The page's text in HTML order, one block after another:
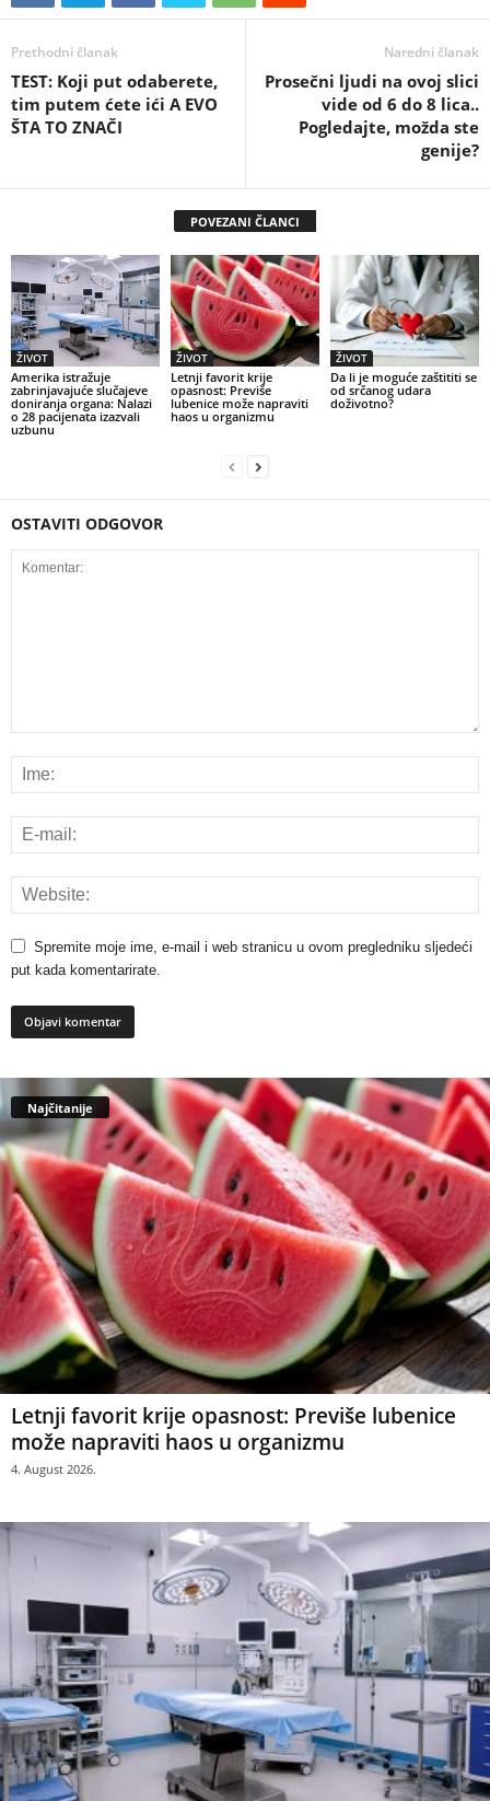
Prethodni članak
TEST: Koji put odaberete,
tim putem ćete ići A EVO
ŠTA TO ZNAČI
Naredni članak
Prosečni ljudi na ovoj slici
vide od 6 do 8 lica..
Pogledajte, možda ste
genije?
POVEZANI ČLANCI
ŽIVOT
Amerika istražuje
zabrinjavajuće slučajeve
doniranja organa: Nalazi
o 28 pacijenata izazvali
uzbunu
ŽIVOT
Letnji favorit krije
opasnost: Previše
lubenice može napraviti
haos u organizmu
ŽIVOT
Da li je moguće zaštititi se
od srčanog udara
doživotno?
OSTAVITI ODGOVOR
Spremite moje ime, e-mail i web stranicu u ovom pregledniku sljedeći
put kada komentarirate.
Najčitanije
Letnji favorit krije opasnost: Previše lubenice
može napraviti haos u organizmu
4. August 2026.